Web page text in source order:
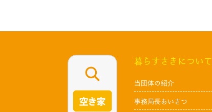
暮らすさきについて
当団体の紹介
事務局長あいさつ